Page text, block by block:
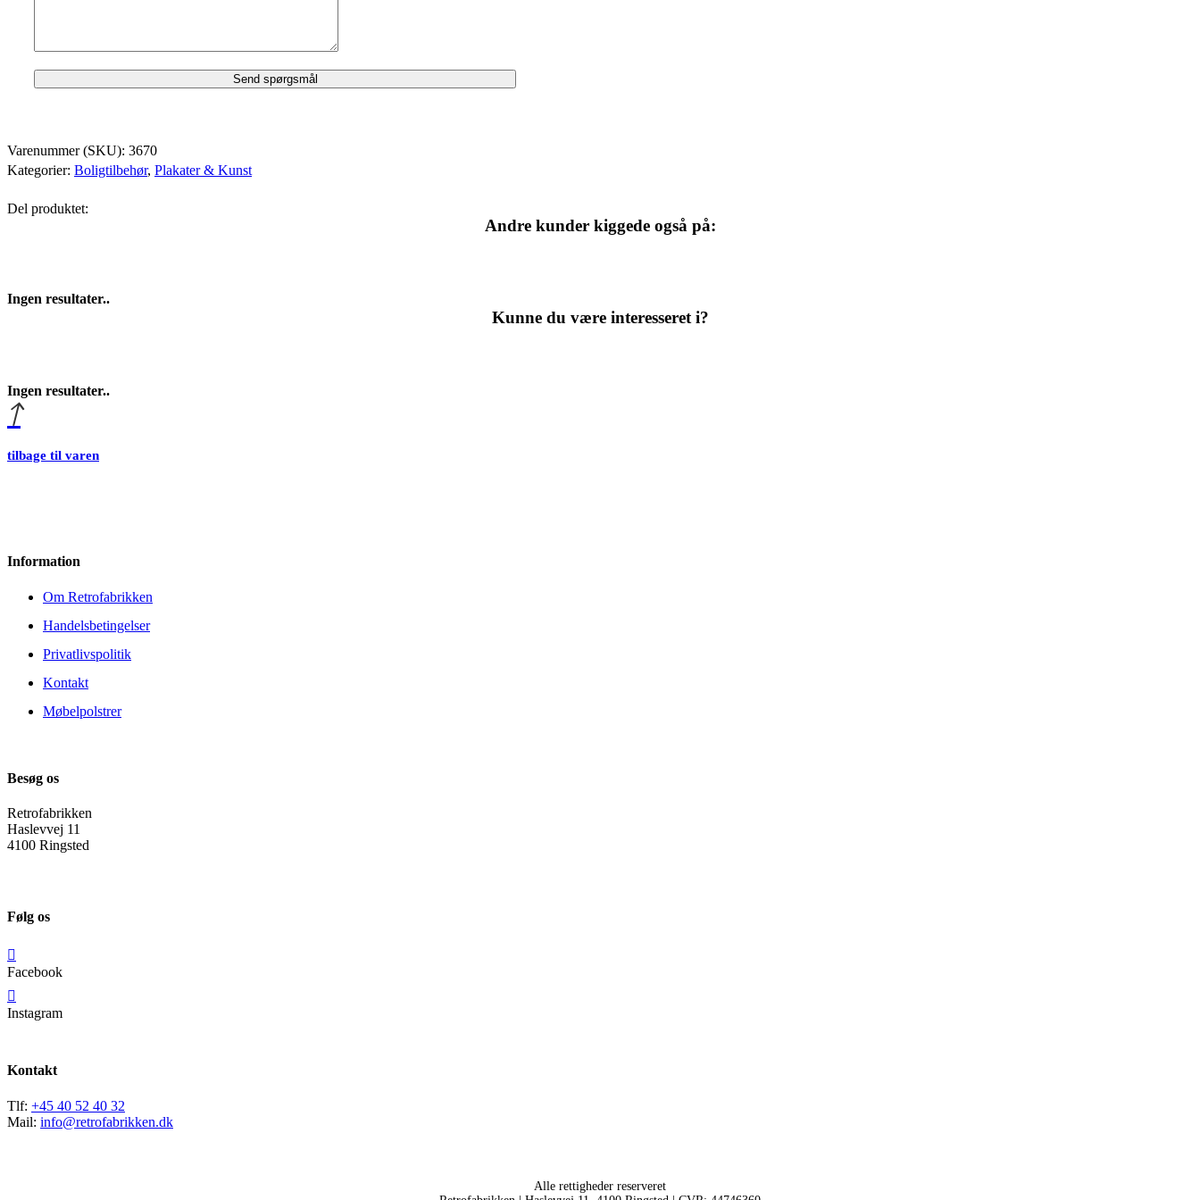
Varenummer (SKU): 3670
Kategorier: Boligtilbehør, Plakater & Kunst
Del produktet:
Andre kunder kiggede også på:
Ingen resultater..
Kunne du være interesseret i?
Ingen resultater..
tilbage til varen
Information
Om Retrofabrikken
Handelsbetingelser
Privatlivspolitik
Kontakt
Møbelpolstrer
Besøg os
Retrofabrikken
Haslevvej 11
4100 Ringsted
Følg os
Facebook
Instagram
Kontakt
Tlf: +45 40 52 40 32
Mail: info@retrofabrikken.dk
Alle rettigheder reserveret